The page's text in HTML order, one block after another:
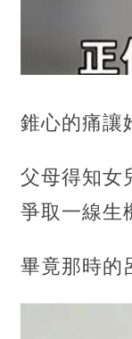
錐心的痛讓
父母得知女
爭取一線生
畢竟那時的